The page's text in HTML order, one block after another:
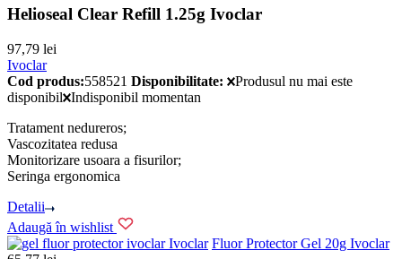
Helioseal Clear Refill 1.25g Ivoclar
97,79 lei
Ivoclar
Cod produs:558521 Disponibilitate:
Produsul nu mai este
disponibil Indisponibil momentan
Tratament nedureros;
Vascozitatea redusa
Monitorizare usoara a fisurilor;
Seringa ergonomica
Detalii
Adaugă în wishlist
Ivoclar Fluor Protector Gel 20g Ivoclar